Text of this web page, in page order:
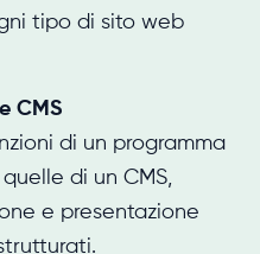
tipo di sito web
CMS
di un programma
di un CMS,
e presentazione